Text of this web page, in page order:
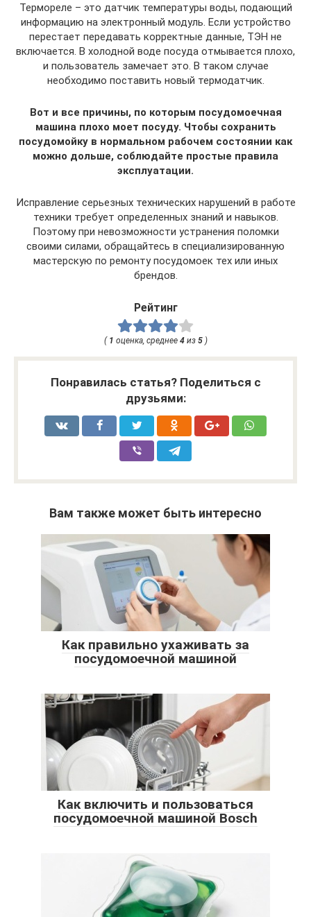
Термореле – это датчик температуры воды, подающий
информацию на электронный модуль. Если устройство
перестает передавать корректные данные, ТЭН не
включается. В холодной воде посуда отмывается плохо,
и пользователь замечает это. В таком случае
необходимо поставить новый термодатчик.
Вот и все причины, по которым посудомоечная
машина плохо моет посуду. Чтобы сохранить
посудомойку в нормальном рабочем состоянии как
можно дольше, соблюдайте простые правила
эксплуатации.
Исправление серьезных технических нарушений в работе
техники требует определенных знаний и навыков.
Поэтому при невозможности устранения поломки
своими силами, обращайтесь в специализированную
мастерскую по ремонту посудомоек тех или иных
брендов.
Рейтинг
( 1 оценка, среднее 4из 5)
Понравилась статья? Поделиться с
друзьями:
Вам также может быть интересно
Как правильно ухаживать за
посудомоечной машиной
Как включить и пользоваться
посудомоечной машиной Bosch